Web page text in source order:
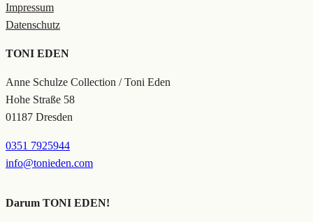
Impressum
Datenschutz
TONI EDEN
Anne Schulze Collection / Toni Eden
Hohe Straße 58
01187 Dresden
0351 7925944
info@tonieden.com
Darum TONI EDEN!